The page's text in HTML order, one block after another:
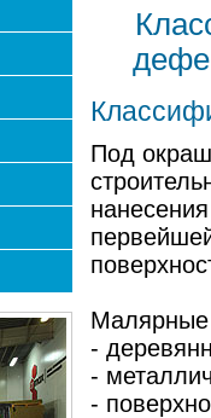
Под
Малярные
-
-
-